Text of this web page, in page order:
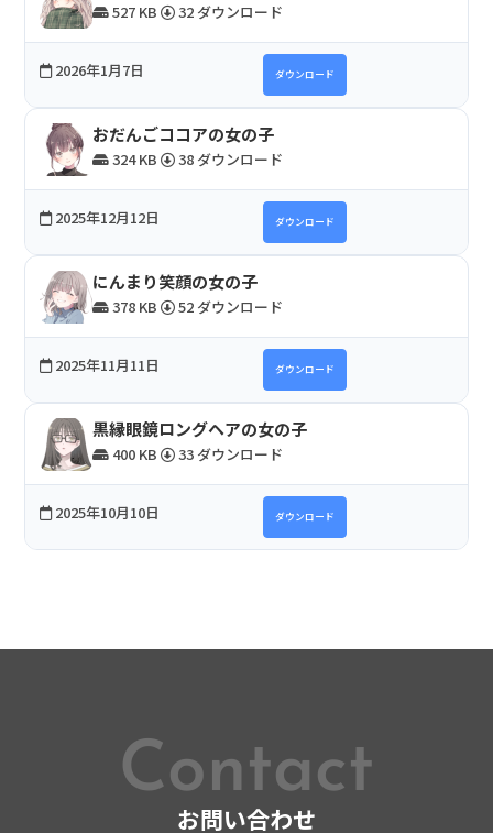
527 KB 32 ダウンロード
2026年1月7日 ダウンロード
おだんごココアの女の子
324 KB 38 ダウンロード
2025年12月12日 ダウンロード
にんまり笑顔の女の子
378 KB 52 ダウンロード
2025年11月11日 ダウンロード
黒縁眼鏡ロングヘアの女の子
400 KB 33 ダウンロード
2025年10月10日 ダウンロード
Contact
お問い合わせ